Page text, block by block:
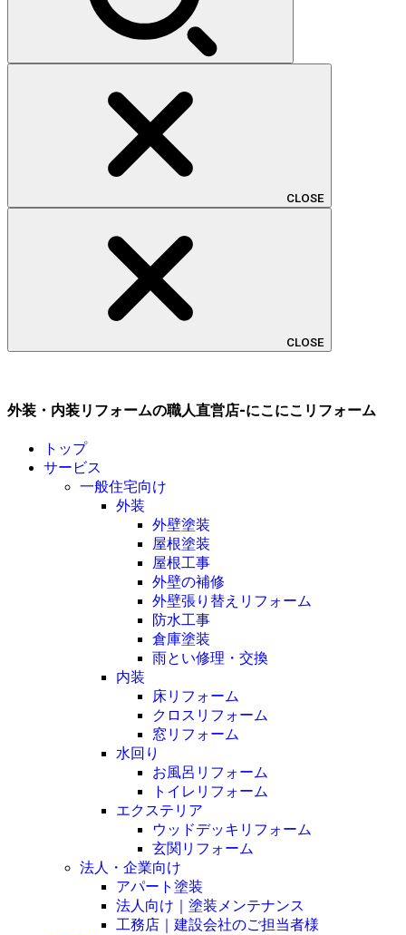
CLOSE
CLOSE
外装・内装リフォームの職人直営店-にこにこリフォーム
トップ
サービス
一般住宅向け
外装
外壁塗装
屋根塗装
屋根工事
外壁の補修
外壁張り替えリフォーム
防水工事
倉庫塗装
雨とい修理・交換
内装
床リフォーム
クロスリフォーム
窓リフォーム
水回り
お風呂リフォーム
トイレリフォーム
エクステリア
ウッドデッキリフォーム
玄関リフォーム
法人・企業向け
アパート塗装
法人向け｜塗装メンテナンス
工務店｜建設会社のご担当者様